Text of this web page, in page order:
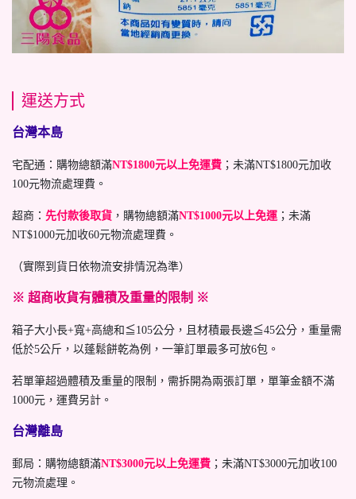
運送方式
台灣本島
宅配通：購物總額滿NT$1800元以上免運費 ；未滿NT$1800元加收
100元物流處理費。
超商： 先付款後取貨 ，購物總額滿NT$1000元以上免運 ；未滿
NT$1000元加收60元物流處理費。
（實際到貨日依物流安排情況為準）
※ 超商收貨有體積及重量的限制 ※
箱子大小長+寬+高總和≦105公分，且材積最長邊≦45公分，重量需
低於5公斤，以蓬鬆餅乾為例，一筆訂單最多可放6包。
若單筆超過體積及重量的限制，需拆開為兩張訂單，單筆金額不滿
1000元，運費另計。
台灣離島
郵局：購物總額滿NT$3000元以上免運費 ；未滿NT$3000元加收100
元物流處理。